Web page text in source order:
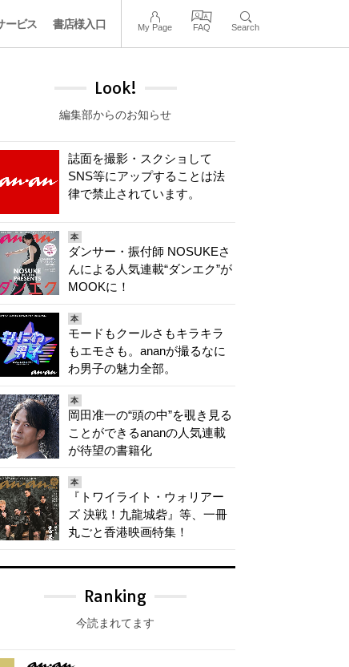
ービス 書店様入口 My Page FAQ Search
Look!
編集部からのお知らせ
誌面を撮影・スクショして
SNS等にアップすることは法
律で禁止されています。
本
ダンサー・振付師 NOSUKEさ
んによる人気連載“ダンエク”が
MOOKに！
本
モードもクールさもキラキラ
もエモさも。ananが撮るなに
わ男子の魅力全部。
本
岡田准一の“頭の中”を覗き見る
ことができるananの人気連載
が待望の書籍化
本
『トワイライト・ウォリアー
ズ 決戦！九龍城砦』等、一冊
丸ごと香港映画特集！
Ranking
今読まれてます